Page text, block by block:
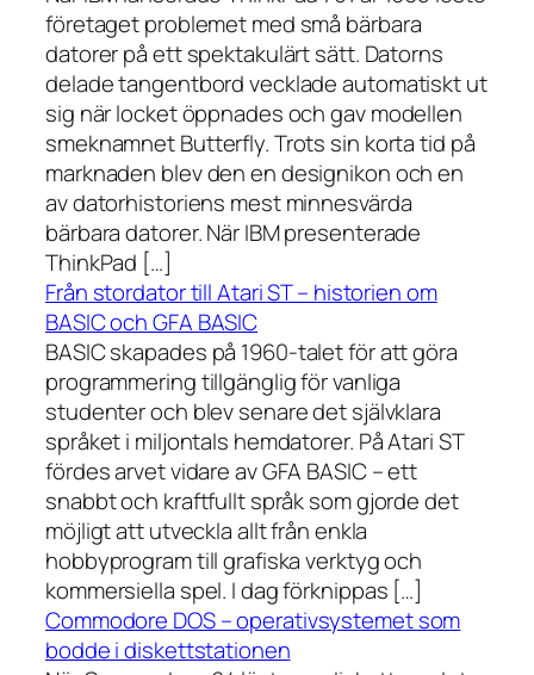
företaget problemet med små bärbara
datorer på ett spektakulärt sätt. Datorns
delade tangentbord vecklade automatiskt ut
sig när locket öppnades och gav modellen
smeknamnet Butterfly. Trots sin korta tid på
marknaden blev den en designikon och en
av datorhistoriens mest minnesvärda
bärbara datorer. När IBM presenterade
ThinkPad […]
Från stordator till Atari ST – historien om
BASIC och GFA BASIC
BASIC skapades på 1960-talet för att göra
programmering tillgänglig för vanliga
studenter och blev senare det självklara
språket i miljontals hemdatorer. På Atari ST
fördes arvet vidare av GFA BASIC – ett
snabbt och kraftfullt språk som gjorde det
möjligt att utveckla allt från enkla
hobbyprogram till grafiska verktyg och
kommersiella spel. I dag förknippas […]
Commodore DOS – operativsystemet som
bodde i diskettstationen